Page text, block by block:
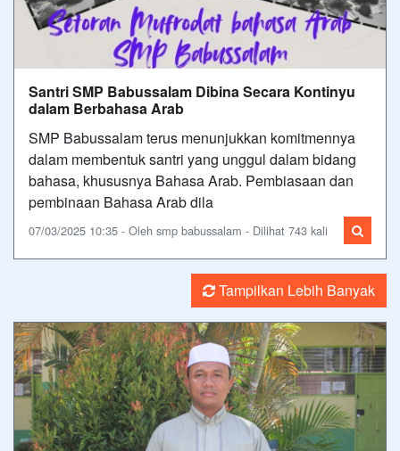
Santri SMP Babussalam Dibina Secara Kontinyu
dalam Berbahasa Arab
SMP Babussalam terus menunjukkan komitmennya
dalam membentuk santri yang unggul dalam bidang
bahasa, khususnya Bahasa Arab. Pembiasaan dan
pembinaan Bahasa Arab dila
07/03/2025 10:35 - Oleh smp babussalam - Dilihat 743 kali
Tampilkan Lebih Banyak